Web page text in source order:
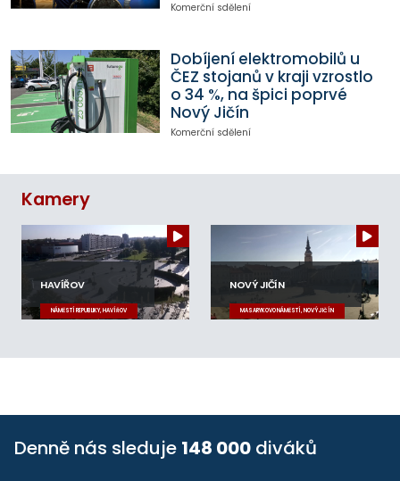
Komerční sdělení
Dobíjení elektromobilů u
ČEZ stojanů v kraji vzrostlo
o 34 %, na špici poprvé
Nový Jičín
Komerční sdělení
Kamery
HAVÍŘOV
NÁMĚSTÍ REPUBLIKY, HAVÍŘOV
NOVÝ JIČÍN
MASARYKOVO NÁMĚSTÍ, NOVÝ JIČÍN
Denně nás sleduje 148 000 diváků